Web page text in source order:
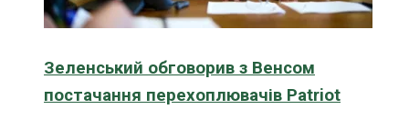
Зеленський обговорив з Венсом
постачання перехоплювачів Patriot